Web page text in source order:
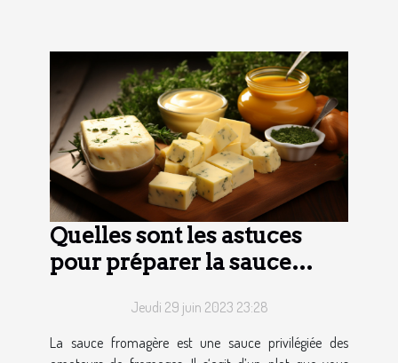
Quelles sont les astuces
pour préparer la sauce
Jeudi 29 juin 2023 23:28
La sauce fromagère est une sauce privilégiée des